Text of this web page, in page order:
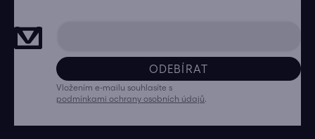
ODEBÍRAT
Vložením e-mailu souhlasíte s
podmínkami ochrany osobních údajů